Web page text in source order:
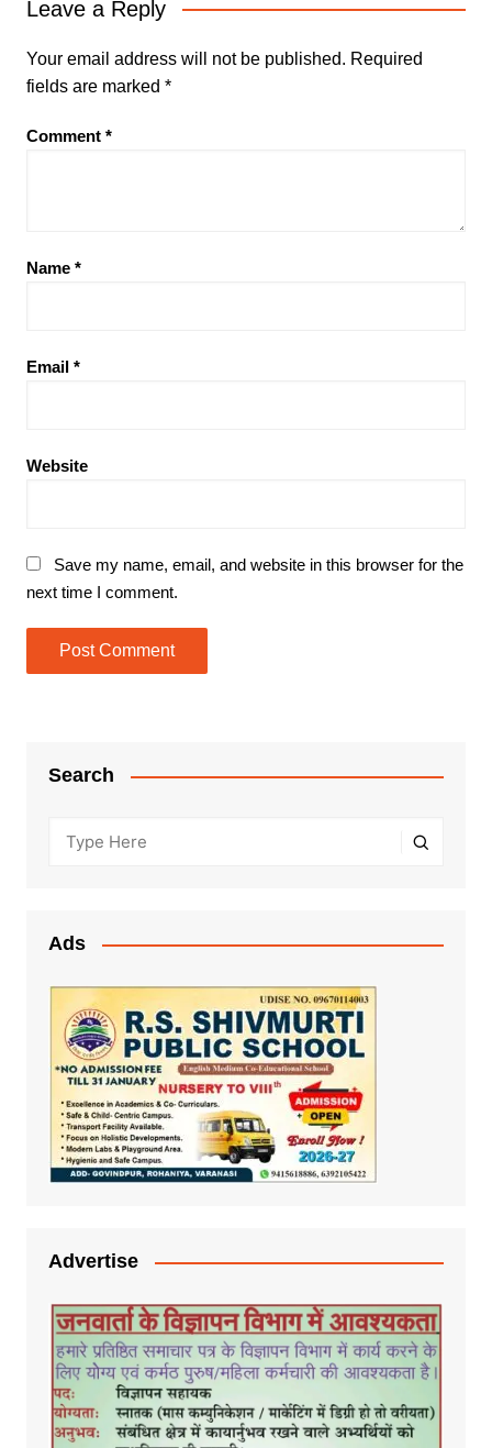
Leave a Reply
Your email address will not be published. Required
fields are marked *
Comment *
Name *
Email *
Website
Save my name, email, and website in this browser for the
next time I comment.
Search
Ads
Advertise